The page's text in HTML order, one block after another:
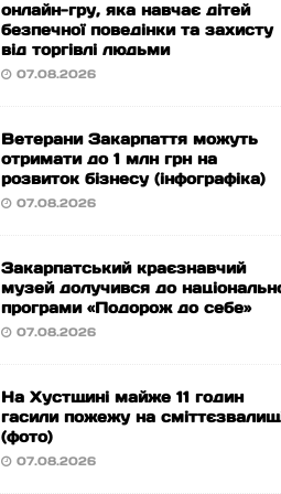
онлайн-гру, яка навчає дітей
безпечної поведінки та захисту
від торгівлі людьми
07.08.2026
Ветерани Закарпаття можуть
отримати до 1 млн грн на
розвиток бізнесу (інфографіка)
07.08.2026
Закарпатський краєзнавчий
музей долучився до
програми «Подорож до себе»
07.08.2026
На Хустщині майже 11 годин
гасили пожежу на
(фото)
07.08.2026